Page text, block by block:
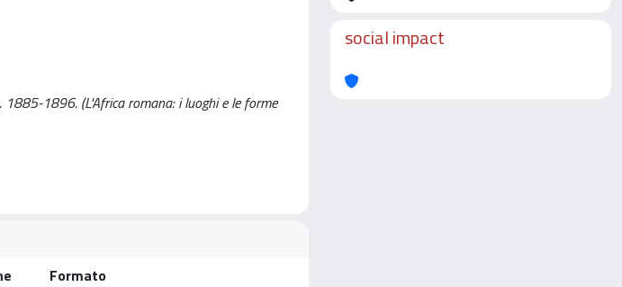
1885-1896. (L'Africa romana: i luoghi e le forme
Formato
social impact